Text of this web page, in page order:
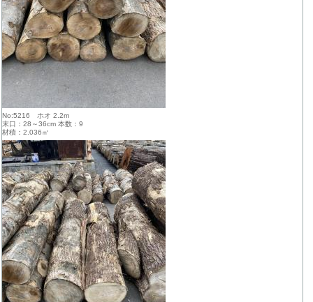
No:5216 ホオ 2.2m
末口：28～36cm 本数：9
材積：2.036㎥